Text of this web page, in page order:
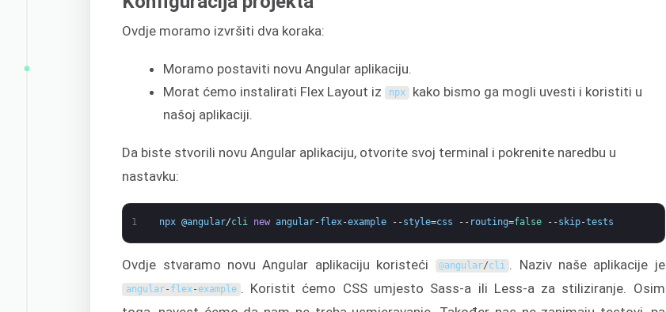
Ovdje moramo izvršiti dva koraka:
Moramo postaviti novu Angular aplikaciju.
Morat ćemo instalirati Flex Layout iz npx kako bismo ga mogli uvesti i koristiti u
našoj aplikaciji.
Da biste stvorili novu Angular aplikaciju, otvorite svoj terminal i pokrenite naredbu u
nastavku:
1 npx @angular/cli new angular-flex-example --style=css -- routing=false --skip-tests
Ovdje stvaramo novu Angular aplikaciju koristeći @angular/cli . Naziv naše aplikacije je
angular- flex-example . Koristit ćemo CSS umjesto Sass-a ili Less-a za stiliziranje. Osim